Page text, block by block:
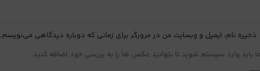
ذخیره نام، ایمیل و وبسایت من در مرورگر برای زمانی که دوباره دیدگاهی می‌نویسم.
باید وارد سیستم شوید تا بتوانید عکس ها را به بررسی خود اضافه کنید.